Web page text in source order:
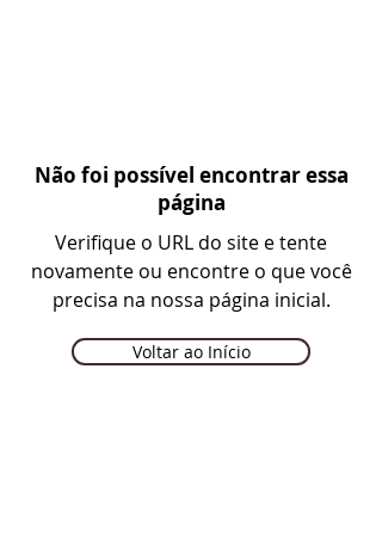
Não foi possível encontrar essa
página
Verifique o URL do site e tente
novamente ou encontre o que você
precisa na nossa página inicial.
Voltar ao Início